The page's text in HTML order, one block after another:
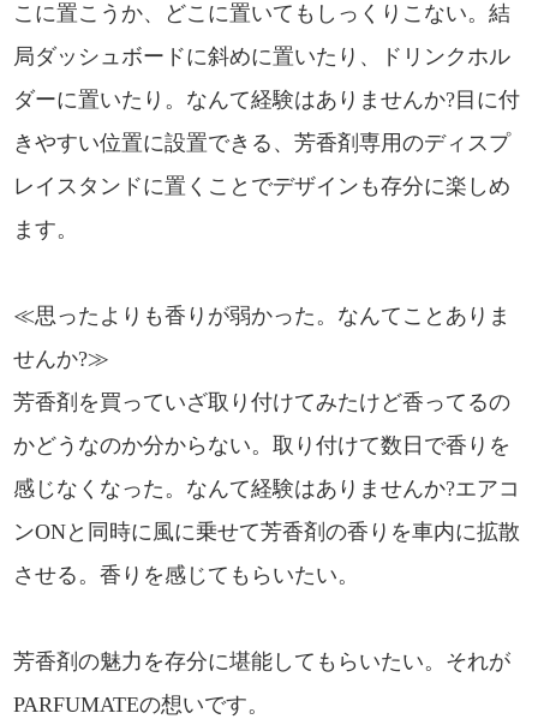
こに置こうか、どこに置いてもしっくりこない。結
局ダッシュボードに斜めに置いたり、ドリンクホル
ダーに置いたり。なんて経験はありませんか?目に付
きやすい位置に設置できる、芳香剤専用のディスプ
レイスタンドに置くことでデザインも存分に楽しめ
ます。
≪思ったよりも香りが弱かった。なんてことありま
せんか?≫
芳香剤を買っていざ取り付けてみたけど香ってるの
かどうなのか分からない。取り付けて数日で香りを
感じなくなった。なんて経験はありませんか?エアコ
ンONと同時に風に乗せて芳香剤の香りを車内に拡散
させる。香りを感じてもらいたい。
芳香剤の魅力を存分に堪能してもらいたい。それが
PARFUMATEの想いです。